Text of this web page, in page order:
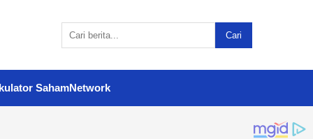
Cari
SahamNetwork